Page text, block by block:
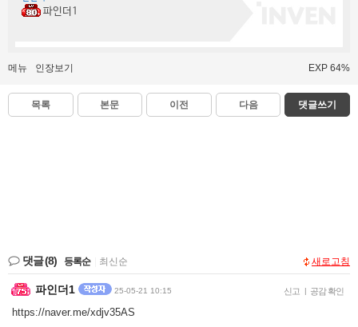
파인더1
메뉴 인장보기 EXP 64%
목록 본문 이전 다음 댓글쓰기
댓글(8) 등록순 최신순 새로고침
파인더1 25-05-21 10:15 신고 | 공감 확인
https://naver.me/xdjv35AS